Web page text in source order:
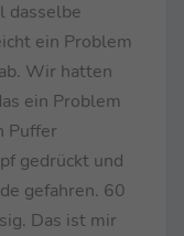
dasselbe
ein Problem
Wir hatten
ein Problem
Puffer
gedrückt und
gefahren. 60
Das ist mir